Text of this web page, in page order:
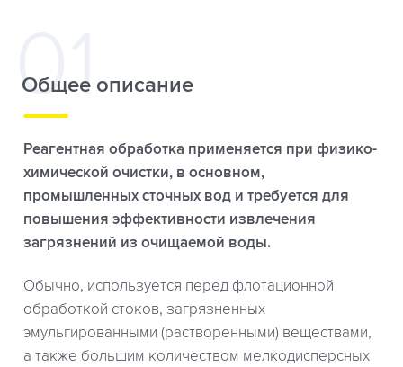
Общее описание
Реагентная обработка применяется при физико-
химической очистки, в основном,
промышленных сточных вод и требуется для
повышения эффективности извлечения
загрязнений из очищаемой воды.
Обычно, используется перед флотационной
обработкой стоков, загрязненных
эмульгированными (растворенными) веществами,
а также большим количеством мелкодисперсных